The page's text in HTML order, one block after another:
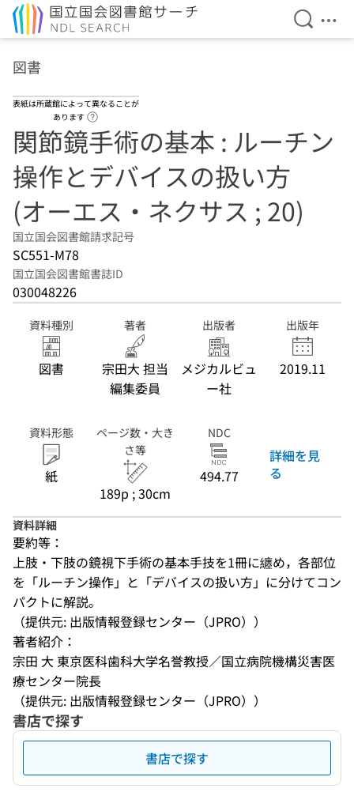
検索を
メ
図書
表紙は所蔵館によって異なることが
あります
関節鏡手術の基本 : ルーチン
操作とデバイスの扱い方
(オーエス・ネクサス ; 20)
国立国会図書館請求記号
SC551-M78
国立国会図書館書誌ID
030048226
資料種別
図書
著者
宗田大 担当
編集委員
出版者
メジカルビュ
ー社
出版年
2019.11
資料形態
紙
ページ数・大き
さ等
189p ; 30cm
NDC
494.77
詳細を見
る
資料詳細
要約等：
上肢・下肢の鏡視下手術の基本手技を1冊に纏め，各部位
を「ルーチン操作」と「デバイスの扱い方」に分けてコン
パクトに解説。
（提供元: 出版情報登録センター（JPRO））
著者紹介：
宗田 大 東京医科歯科大学名誉教授／国立病院機構災害医
療センター院長
（提供元: 出版情報登録センター（JPRO））
書店で探す
書店で探す